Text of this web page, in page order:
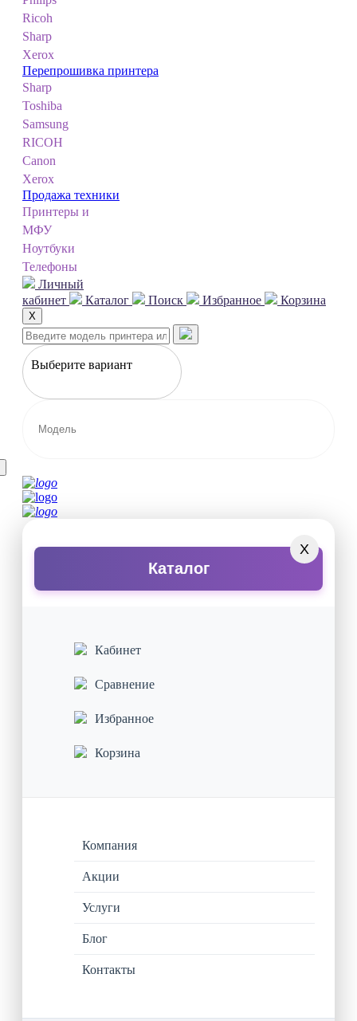
Ricoh
Sharp
Xerox
Перепрошивка принтера
Sharp
Toshiba
Samsung
RICOH
Canon
Xerox
Продажа техники
Принтеры и
МФУ
Ноутбуки
Телефоны
Личный
кабинет
Каталог Поиск Избранное Корзина
X
Выберите вариант
X
Каталог
Кабинет
Сравнение
Избранное
Корзина
Компания
Акции
Услуги
Блог
Контакты